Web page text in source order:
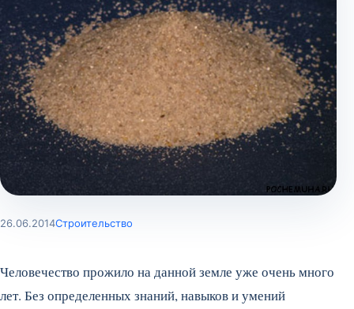
26.06.2014Строительство
Человечество прожило на данной земле уже очень много
лет. Без определенных знаний, навыков и умений